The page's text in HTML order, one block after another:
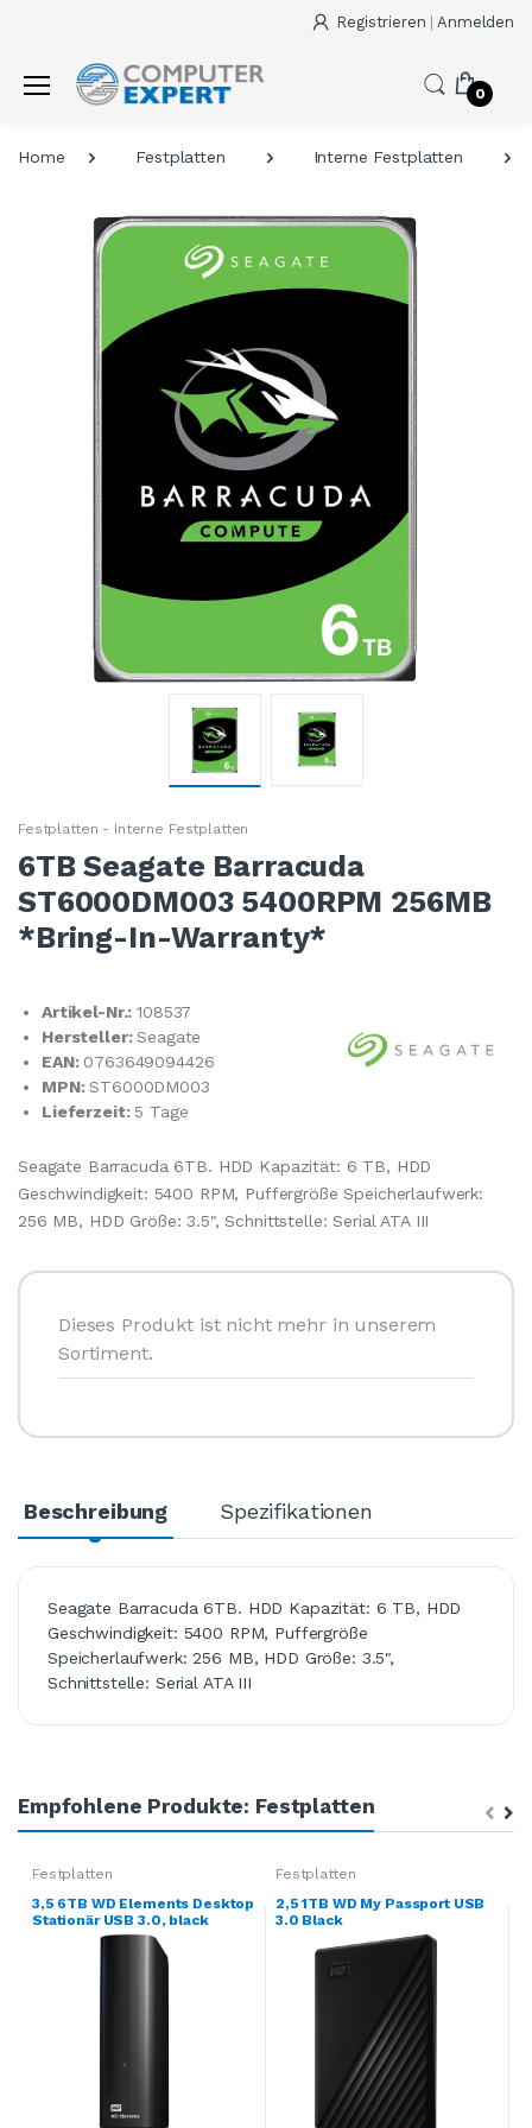
Registrieren Anmelden
0
Home Festplatten Interne Festplatten
Festplatten - Interne Festplatten
6TB Seagate Barracuda
ST6000DM003 5400RPM 256MB
*Bring-In-Warranty*
Artikel-Nr.:108537
Hersteller:Seagate
EAN: 0763649094426
MPN:ST6000DM003
Lieferzeit: 5 Tage
Seagate Barracuda 6TB. HDD Kapazität: 6 TB, HDD
Geschwindigkeit: 5400 RPM, Puffergröße Speicherlaufwerk:
256 MB, HDD Größe: 3.5", Schnittstelle: Serial ATA III
Dieses Produkt ist nicht mehr in unserem
Sortiment.
Beschreibung Spezifikationen
Seagate Barracuda 6TB. HDD Kapazität: 6 TB, HDD
Geschwindigkeit: 5400 RPM, Puffergröße
Speicherlaufwerk: 256 MB, HDD Größe: 3.5",
Schnittstelle: Serial ATA III
Empfohlene Produkte: Festplatten
Festplatten
3,5 6TB WD Elements Desktop
Stationär USB 3.0, black
Festplatten
2,5 1TB WD My Passport USB
3.0 Black